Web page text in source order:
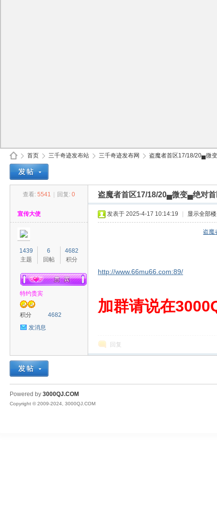
QJ
首页
›
三千奇迹发布站 三千奇迹发布网
›
盗魔者首区17/18/20▄微
查看: 5541 回复: 0 盗魔者首区17/18/20▄微变▄绝对
宣传大使
1439
主题
6
回帖
4682
积分
特约贵宾
积分
4682
发消息
发表于 2025-4-17 10:14:19 显示全部
盗魔
http://www.66mu66.com:89/
加群请说在
回复
Powered by 3000QJ.COM
Copyright © 2009-2024, 3000QJ.COM